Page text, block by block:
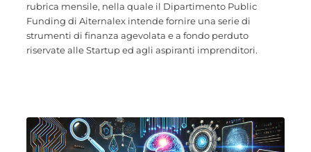
rubrica mensile, nella quale il Dipartimento Public
Funding di Aiternalex intende fornire una serie di
strumenti di finanza agevolata e a fondo perduto
riservate alle Startup ed agli aspiranti imprenditori.